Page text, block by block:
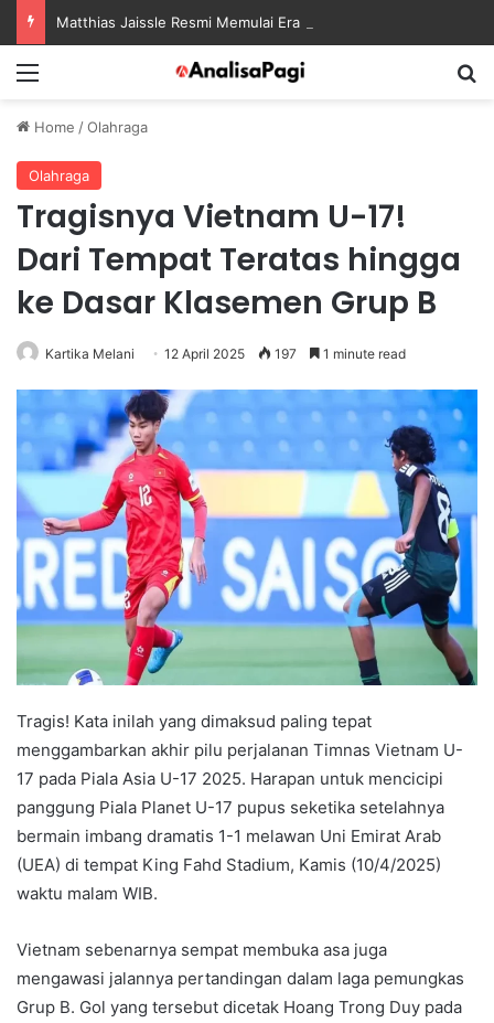
Home /Olahraga
Olahraga
Tragisnya Vietnam U-17!
Dari Tempat Teratas hingga
ke Dasar Klasemen Grup B
Kartika Melani 12 April 2025 197 1 minute read
Tragis! Kata inilah yang dimaksud paling tepat
menggambarkan akhir pilu perjalanan Timnas Vietnam U-
17 pada Piala Asia U-17 2025. Harapan untuk mencicipi
panggung Piala Planet U-17 pupus seketika setelahnya
bermain imbang dramatis 1-1 melawan Uni Emirat Arab
(UEA) di tempat King Fahd Stadium, Kamis (10/4/2025)
waktu malam WIB.
Vietnam sebenarnya sempat membuka asa juga
mengawasi jalannya pertandingan dalam laga pemungkas
Grup B. Gol yang tersebut dicetak Hoang Trong Duy pada